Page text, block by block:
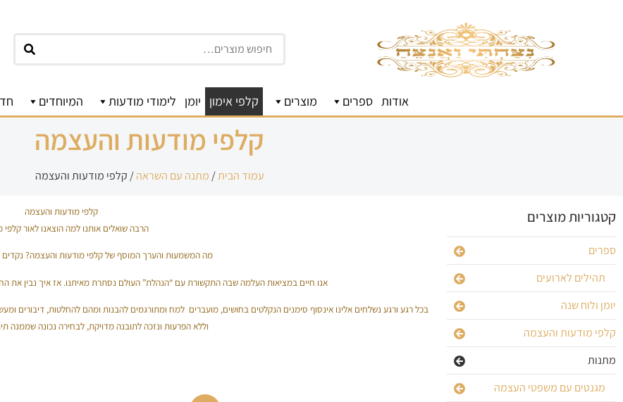
חיפוש
אודות ספרים מוצרים קלפי אימון יומן לימודי מודעות המיוחדים
קלפי מודעות והעצמה
עמוד הבית/ מתנה עם השראה/ קלפי מודעות והעצמה
קטגוריות מוצרים
ספרים
תהילים לארועים
יומן ולוח שנה
קלפי מודעות והעצמה
מתנות
מגנטים עם משפטי העצמה
קלפי מודעות והעצמה
הרבה שואלים אותנו למה הוצאנו לאור קלפי
מה המשמעות והערך המוסף של קלפי מודעות והעצמה? נקדים
אנו חיים במציאות העלמה שבה התקשורת עם “הנהלת” העולם נסתרת מאיתנו. אז איך נבין את
בכל רגע ורגע נשלחים אלינו אינסוף סימנים הנקלטים בחושים, מועברים למח ומתורגמים להבנות ומהם להחלטות, דיבורים
וללא הפרעות ונזכה לתובנה מדויקת, לבחירה נכונה שממנה